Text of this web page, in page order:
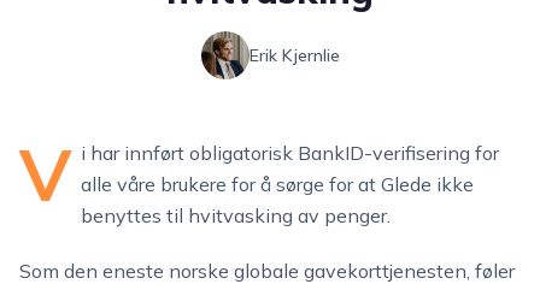
Erik Kjernlie
V i har innført obligatorisk BankID-verifisering for
alle våre brukere for å sørge for at Glede ikke
benyttes til hvitvasking av penger.
Som den eneste norske globale gavekorttjenesten, føler